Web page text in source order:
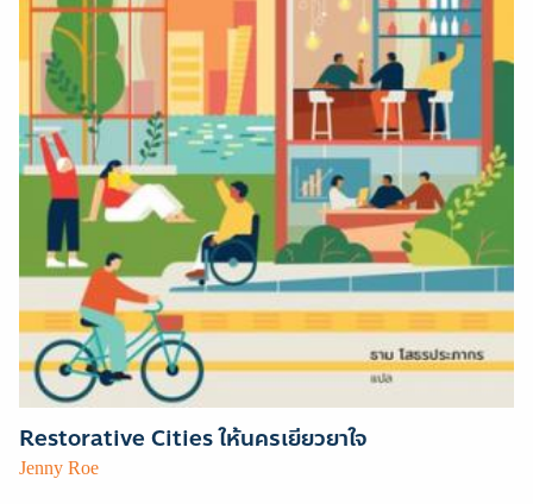
Restorative Cities ให้นครเยียวยาใจ
Jenny Roe